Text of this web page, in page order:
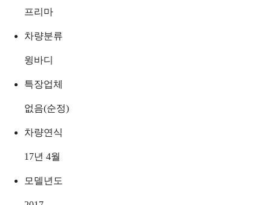
프리마
차량분류
윙바디
특장업체
없음(순정)
차량연식
17년 4월
모델년도